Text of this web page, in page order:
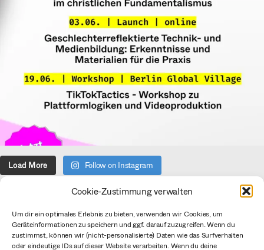
Cookie-Zustimmung verwalten
Um dir ein optimales Erlebnis zu bieten, verwenden wir Cookies, um
Geräteinformationen zu speichern und ggf. darauf zuzugreifen. Wenn du
zustimmst, können wir (nicht-personalisierte) Daten wie das Surfverhalten
oder eindeutige IDs auf dieser Website verarbeiten. Wenn du deine
Load More Follow on Instagram
Über uns
Verein